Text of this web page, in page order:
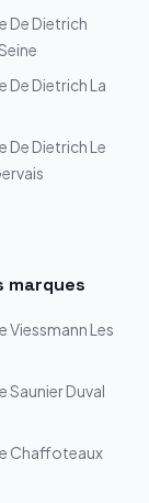
De Dietrich
De Dietrich La
De Dietrich Le
Viessmann Les
Saunier Duval
Chaffoteaux